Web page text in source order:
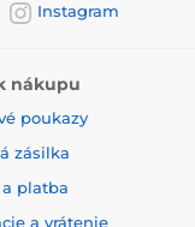
Instagram
nákupu
poukazy
zásilka
a platba
a vrátenie